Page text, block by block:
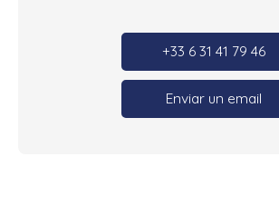
+33 6 31 41 79 46
Enviar un email